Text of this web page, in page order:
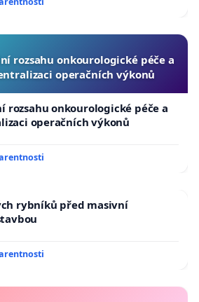
rozsahu onkourologické péče a
operačních výkonů
rozsahu onkourologické péče a
operačních výkonů
rybníků před masivní